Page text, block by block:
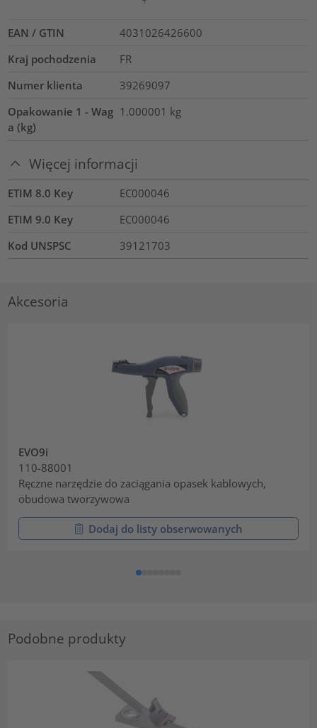
EAN / GTIN
4031026426600
Kraj pochodzenia
FR
Numer klienta
39269097
Opakowanie 1 - Wag
a (kg)
1.000001 kg
Więcej informacji
ETIM 8.0 Key
EC000046
ETIM 9.0 Key
EC000046
Kod UNSPSC
39121703
Akcesoria
EVO9i
110-88001
Ręczne narzędzie do zaciągania opasek kablowych,
obudowa tworzywowa
Dodaj do listy obserwowanych
Podobne produkty